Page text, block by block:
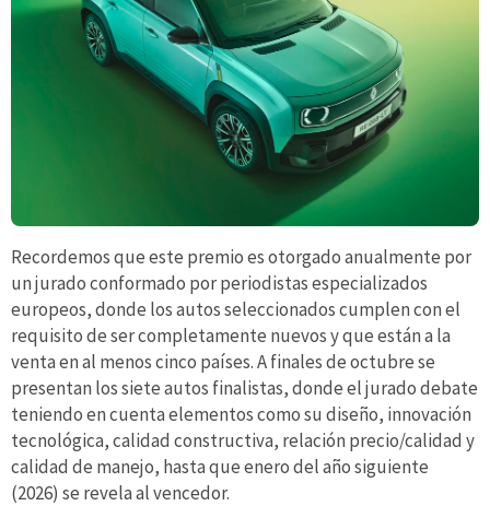
Recordemos que este premio es otorgado anualmente por
un jurado conformado por periodistas especializados
europeos, donde los autos seleccionados cumplen con el
requisito de ser completamente nuevos y que están a la
venta en al menos cinco países. A finales de octubre se
presentan los siete autos finalistas, donde el jurado debate
teniendo en cuenta elementos como su diseño, innovación
tecnológica, calidad constructiva, relación precio/calidad y
calidad de manejo, hasta que enero del año siguiente
(2026) se revela al vencedor.